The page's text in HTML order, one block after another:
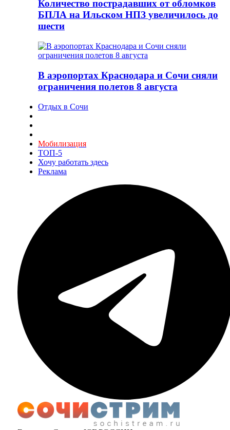
Количество пострадавших от обломков
БПЛА на Ильском НПЗ увеличилось до
шести
В аэропортах Краснодара и Сочи сняли
ограничения полетов 8 августа
Отдых в Сочи
Мобилизация
ТОП-5
Хочу работать здесь
Реклама